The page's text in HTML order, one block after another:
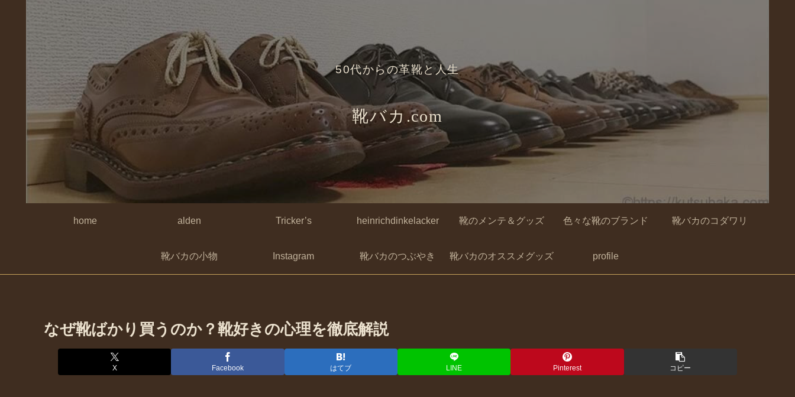
50代からの革靴と人生
靴バカ.com
home alden Tricker’s heinrichdinkelacker 靴のメンテ＆グッズ 色々な靴のブランド 靴バカのコダワリ
靴バカの小物 Instagram 靴バカのつぶやき 靴バカのオススメグッズ profile
なぜ靴ばかり買うのか？靴好きの心理を徹底解説
X Facebook はてブ LINE Pinterest コピー